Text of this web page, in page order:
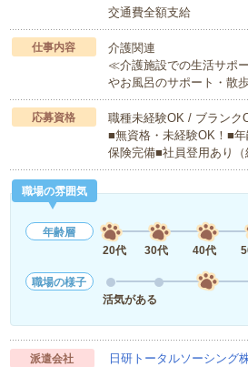
交通費全額支給
仕事内容
介護関連
≪介護施設での生活サポ
やお風呂のサポート・散
応募資格
職種未経験OK / ブランク
■無資格・未経験OK！■
保険完備■社員登用あり
職場の雰囲気
年齢層
20代
30代 40代
職場の様子
活気がある
派遣会社 日研トータルソーシン